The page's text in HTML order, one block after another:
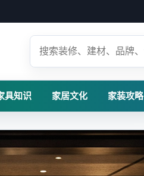
具知识 家居文化 家装攻略